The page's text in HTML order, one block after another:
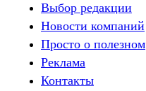
Выбор редакции
Новости компаний
Просто о полезном
Реклама
Контакты